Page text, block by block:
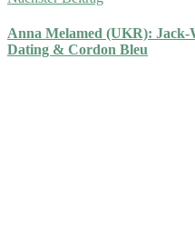
Anna Melamed (UKR): Jack-
Dating & Cordon Bleu